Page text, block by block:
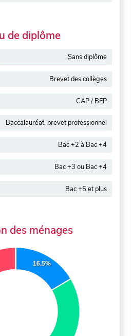
de diplôme
Sans diplôme
Brevet des collèges
CAP / BEP
Baccalauréat, brevet professionnel
Bac +2 à Bac +4
Bac +3 ou Bac +4
Bac +5 et plus
des ménages
16.5%